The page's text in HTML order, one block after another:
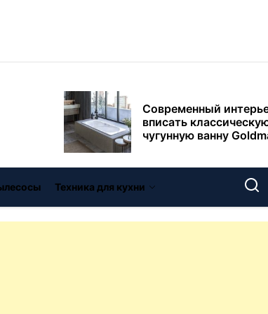
вписать
Газодровяные печи в
выбираем между
универсальностью и
дома и дачи: что
Техника для кухни